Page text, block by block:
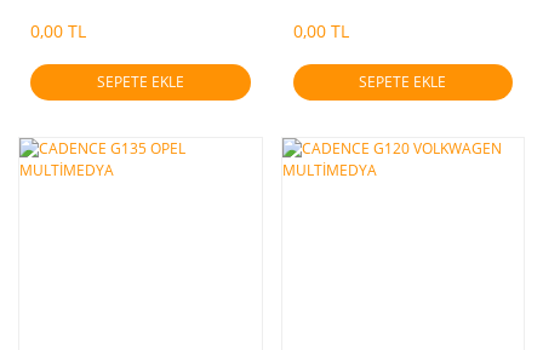
0,00 TL
SEPETE EKLE
0,00 TL
SEPETE EKLE